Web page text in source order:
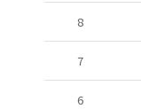
8
7
6